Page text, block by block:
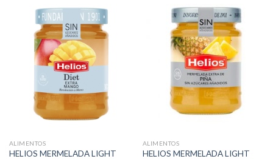
ALIMENTOS
HELIOS MERMELADA LIGHT
ALIMENTOS
HELIOS MERMELADA LIGHT